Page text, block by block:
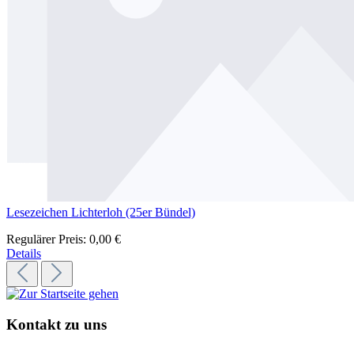
Lesezeichen Lichterloh (25er Bündel)
Regulärer Preis: 0,00 €
Details
Kontakt zu uns